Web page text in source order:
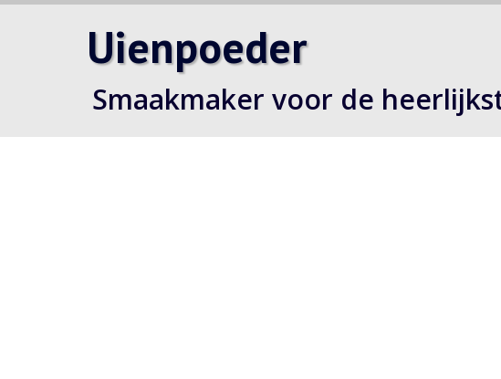
Uienpoeder
Smaakmaker voor de